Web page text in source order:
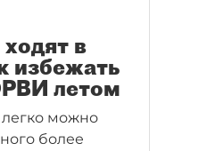
в
избежать
летом
можно
более